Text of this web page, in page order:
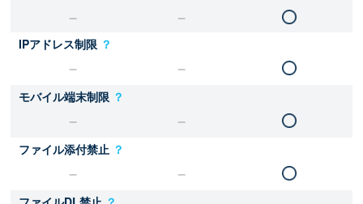
IPアドレス制限 ？
モバイル端末制限 ？
ファイル添付禁止 ？